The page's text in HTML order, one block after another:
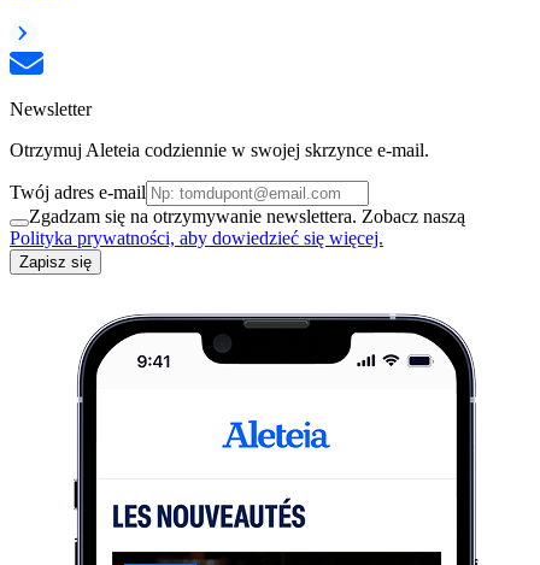
Newsletter
Otrzymuj Aleteia codziennie w swojej skrzynce e-mail.
Twój adres e-mail
Zgadzam się na otrzymywanie newslettera. Zobacz naszą
Polityka prywatności, aby dowiedzieć się więcej.
Zapisz się